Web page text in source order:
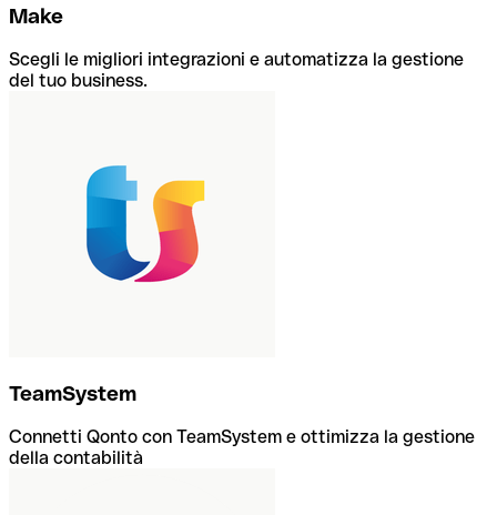
Make
Scegli le migliori integrazioni e automatizza la gestione
del tuo business.
TeamSystem
Connetti Qonto con TeamSystem e ottimizza la gestione
della contabilità